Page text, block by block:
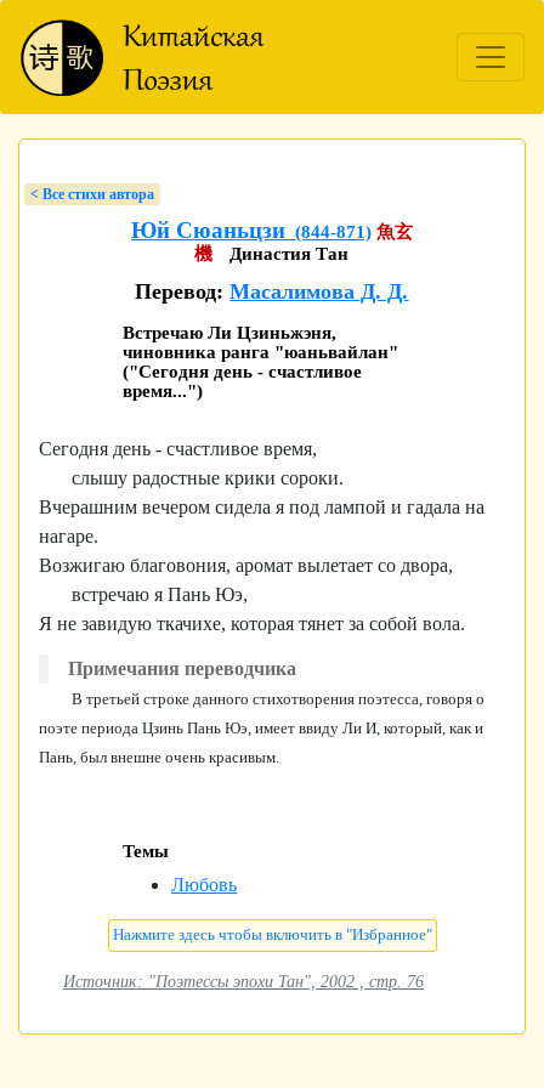
< Bсе стихи автора
Юй Сюаньцзи (844-871) 魚玄
機
Династия Тан
Перевод:Масалимова Д. Д.
Встречаю Ли Цзиньжэня,
чиновника ранга "юаньвайлан"
("Сегодня день - счастливое
время...")
Сегодня день - счастливое время,
слышу радостные крики сороки.
Вчерашним вечером сидела я под лампой и гадала на
нагаре.
Возжигаю благовония, аромат вылетает со двора,
встречаю я Пань Юэ,
Я не завидую ткачихе, которая тянет за собой вола.
Примечания переводчика
В третьей строке данного стихотворения поэтесса, говоря о
поэте периода Цзинь Пань Юэ, имеет ввиду Ли И, который, как и
Пань, был внешне очень красивым.
Темы
Любовь
Источник: "Поэтессы эпохи Тан", 2002 , стр. 76